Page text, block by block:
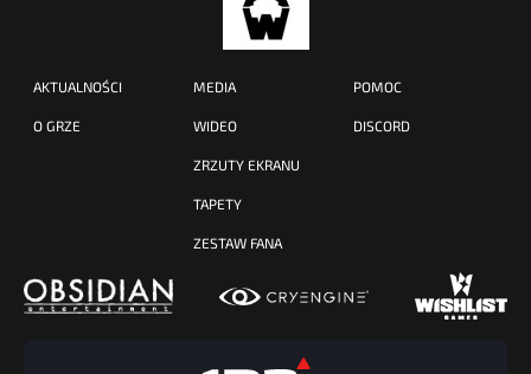
AKTUALNOŚCI
O GRZE
MEDIA
WIDEO
ZRZUTY EKRANU
TAPETY
ZESTAW FANA
POMOC
DISCORD